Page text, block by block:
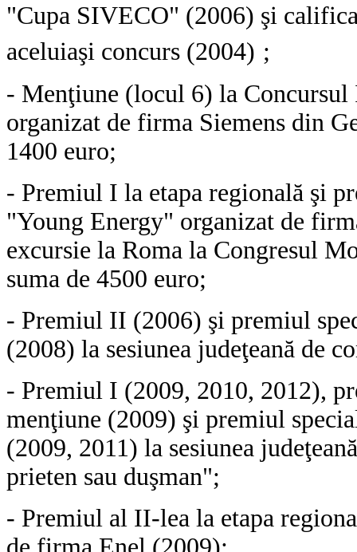
"Cupa SIVECO" (2006) şi
aceluiaşi concurs (2004) ;
- Menţiune (locul 6) la
organizat de firma Siemens din
1400 euro;
- Premiul I la etapa regională şi
"Young Energy" organizat de
excursie la Roma la Congresul
suma de 4500 euro;
- Premiul II (2006) şi premiul
(2008) la sesiunea judeţeană de
- Premiul I (2009, 2010, 2012),
menţiune (2009) şi premiul
(2009, 2011) la sesiunea
prieten sau duşman";
- Premiul al II-lea la etapa
de firma Enel (2009);